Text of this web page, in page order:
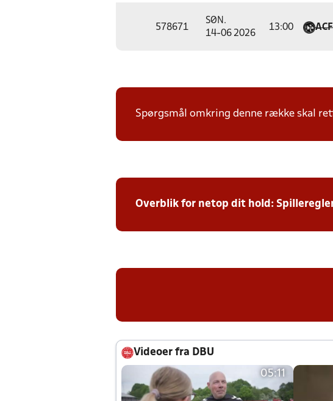
578671
SØN.
14-06 2026
13:00
Spørgsmål omkring denne række skal
Overblik for netop dit hold:
Videoer fra DBU
05:11